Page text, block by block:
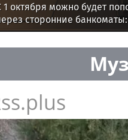
1 октября можно будет
сторонние банкоматы: